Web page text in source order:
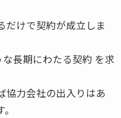
だけで契約が成立しま
長期にわたる契約 を求
協力会社の出入りはあ